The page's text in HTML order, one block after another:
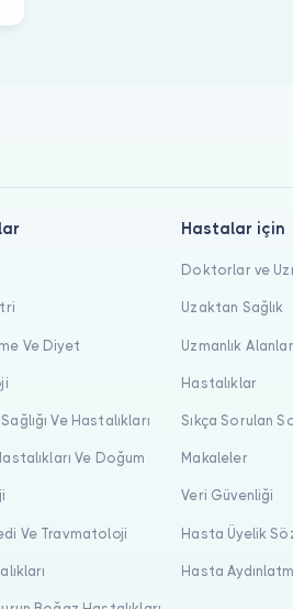
Ve Diyet
Ve Hastalıkları
Ve Doğum
Ve Travmatoloji
Hastalar için
Doktorlar ve
Uzaktan Sağlık
Uzmanlık
Hastalıklar
Sıkça Sorulan
Makaleler
Veri Güvenliği
Hasta Üyelik
Hasta